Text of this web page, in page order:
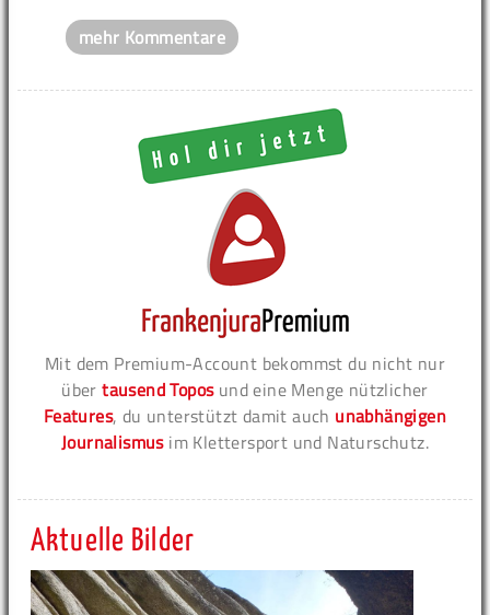
mehr Kommentare
Mit dem Premium-Account bekommst du nicht nur
übertausend Toposund eine Menge nützlicher
Features, du unterstützt damit auch unabhängigen
Journalismusim Klettersport und Naturschutz.
Aktuelle Bilder